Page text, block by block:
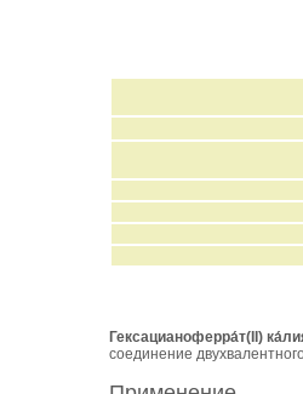
Гексацианоферра́т(II)
соединение